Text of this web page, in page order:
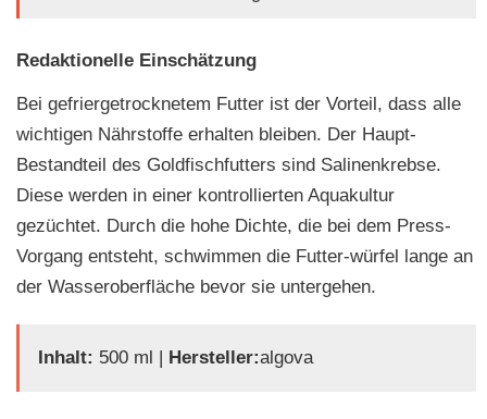
Redaktionelle Einschätzung
Bei gefriergetrocknetem Futter ist der Vorteil, dass alle
wichtigen Nährstoffe erhalten bleiben. Der Haupt-
Bestandteil des Goldfischfutters sind Salinenkrebse.
Diese werden in einer kontrollierten Aquakultur
gezüchtet. Durch die hohe Dichte, die bei dem Press-
Vorgang entsteht, schwimmen die Futter-würfel lange an
der Wasseroberfläche bevor sie untergehen.
Inhalt: 500 ml | Hersteller:algova